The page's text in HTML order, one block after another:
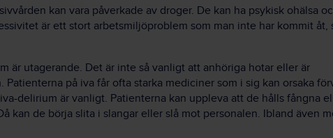
kan vara påverkade av droger. De kan ha psykisk ohälsa
är ett stort arbetsmiljöproblem som man inte har kommit åt,
är utagerande. Det är inte så vanligt att anhöriga hotar eller är
Patienterna på iva får ofta starka mediciner som i sig kan orsaka
delirium är vanligt. Patienterna kan uppleva att de hålls fångna
kan de börja slita i slangar eller slå mot personalen. Ibland även